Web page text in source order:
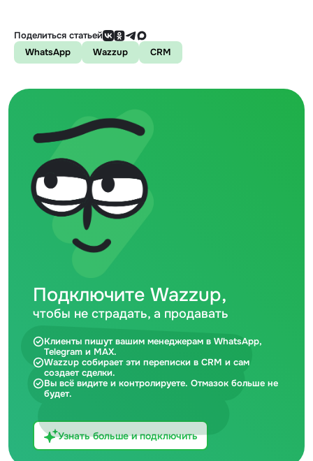
Поделиться статьей
WhatsApp
Wazzup CRM
Подключите Wazzup,
чтобы не страдать, а продавать
Клиенты пишут вашим менеджерам в WhatsApp,
Telegram и MAX.
Wazzup собирает эти переписки в CRM и сам
создает сделки.
Вы всё видите и контролируете. Отмазок больше не
будет.
Узнать больше и подключить